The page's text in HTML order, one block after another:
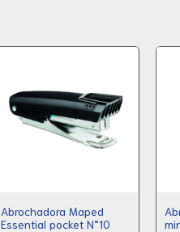
Abrochadora Maped
Essential pocket N°10